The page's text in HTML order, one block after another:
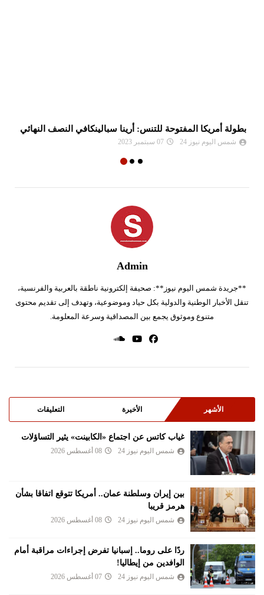
بطولة أمريكا المفتوحة للتنس: أرينا سبالينكافي النصف النهائي
شمس اليوم نيوز 24 07 سبتمبر 2023
Admin
**جريدة شمس اليوم نيوز**: صحيفة إلكترونية ناطقة بالعربية والفرنسية،
تنقل الأخبار الوطنية والدولية بكل حياد وموضوعية، وتهدف إلى تقديم محتوى
متنوع وموثوق يجمع بين المصداقية وسرعة المعلومة.
الأشهر الأخيرة التعليقات
غياب كاتس عن اجتماع «الكابينت» يثير التساؤلات
شمس اليوم نيوز 24 08 أغسطس 2026
بين إيران وسلطنة عمان.. أمريكا تتوقع اتفاقا بشأن
هرمز قريبا
شمس اليوم نيوز 24 08 أغسطس 2026
ردًا على روما.. إسبانيا تفرض إجراءات مراقبة أمام
الوافدين من إيطاليا!
شمس اليوم نيوز 24 07 أغسطس 2026